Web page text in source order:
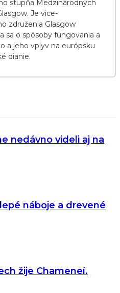
stupňa Medzinárodných
Je vice-
združenia Glasgow
sa o spôsoby fungovania a
a jeho vplyv na európsku
dianie.
nedávno videli aj na
náboje a drevené
žije Chameneí.